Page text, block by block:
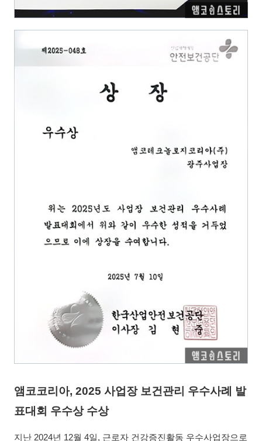
앰코코리아, 2025 사업장 보건관리 우수사례 발
표대회 우수상 수상
지난 2024년 12월 4일, 근로자 건강증진활동 우수사업장으로